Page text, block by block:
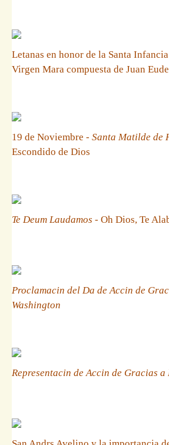
Letanas en honor de la Santa
Virgen Mara compuesta de Juan
19 de Noviembre - Santa Matilde de
Escondido de Dios
Te Deum Laudamos - Oh Dios, Te
Proclamacin del Da de Accin de
Washington
Representacin de Accin de Gracias a